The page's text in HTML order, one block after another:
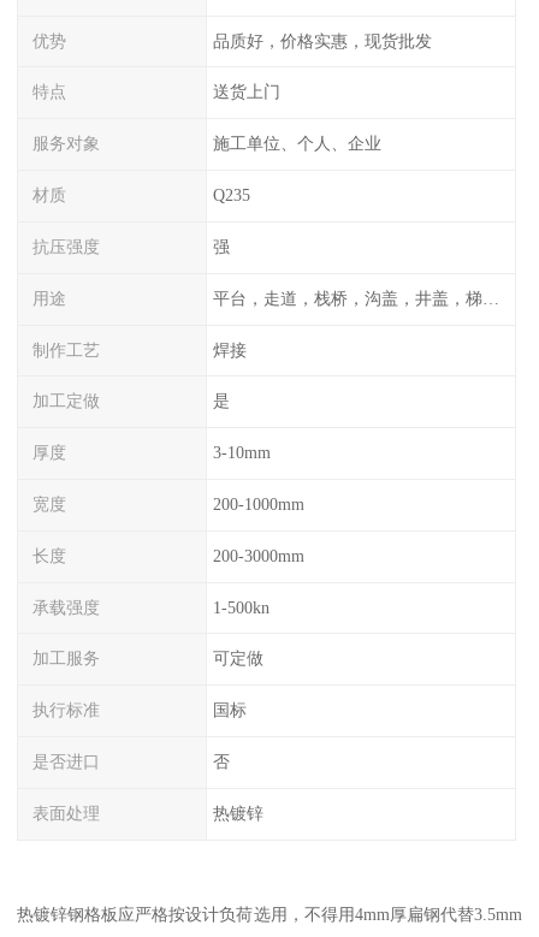
优势 品质好，价格实惠，现货批发
特点 送货上门
服务对象 施工单位、个人、企业
材质 Q235
抗压强度 强
用途 平台，走道，栈桥，沟盖，井盖，梯子，围栏等
制作工艺 焊接
加工定做 是
厚度 3-10mm
宽度 200-1000mm
长度 200-3000mm
承载强度 1-500kn
加工服务 可定做
执行标准 国标
是否进口 否
表面处理 热镀锌
热镀锌钢格板应严格按设计负荷选用，不得用4mm厚扁钢代替3.5mm